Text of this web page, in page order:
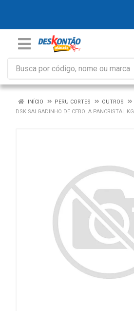
INÍCIO PERU CORTES
OUTROS
DSK SALGADINHO DE CEBOLA PANCRISTAL KG